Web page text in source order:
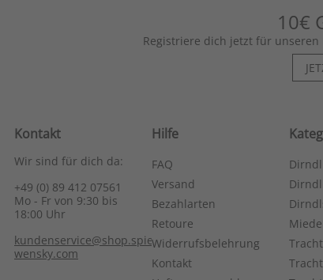
10€
Registriere dich jetzt für
Hilfe
FAQ
Versand
Bezahlarten
Retoure
Widerrufsbelehrung
Kontakt
Kontakt
Wir sind für dich da:
+49 (0) 89 412 07561
Mo - Fr von 9:30 bis
18:00 Uhr
kundenservice@shop.spieth-
wensky.com
Dirndl